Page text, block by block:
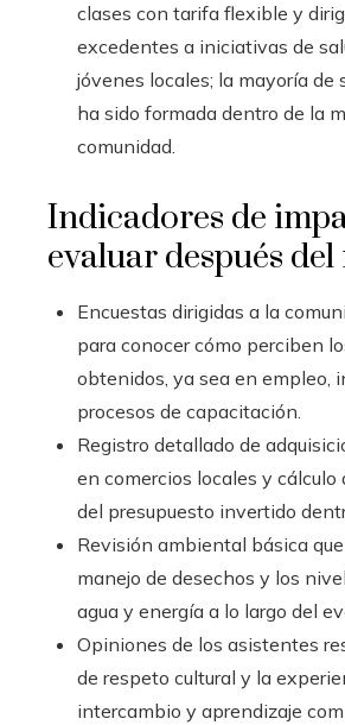
clases con tarifa flexible y
excedentes a iniciativas de
jóvenes locales; la mayoría de
ha sido formada dentro de la
comunidad.
Indicadores de
evaluar después
Encuestas dirigidas a la
para conocer cómo perciben
obtenidos, ya sea en empleo,
procesos de capacitación.
Registro detallado de
en comercios locales y cálculo
del presupuesto invertido
Revisión ambiental básica
manejo de desechos y los
agua y energía a lo largo del
Opiniones de los asistentes
de respeto cultural y la
intercambio y aprendizaje